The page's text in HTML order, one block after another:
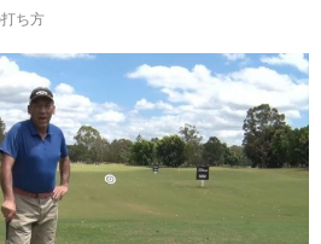
打ち方